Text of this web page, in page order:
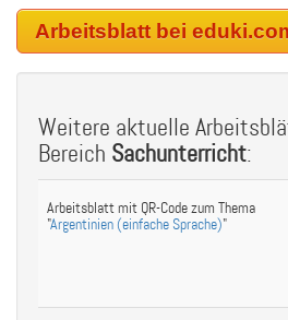
Arbeitsblatt bei
Weitere aktuelle
Bereich Sachunterricht:
Arbeitsblatt mit QR-Code zum Thema
"Argentinien (einfache Sprache)"